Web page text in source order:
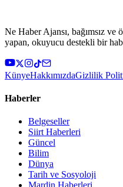
Ne Haber Ajansı, bağımsız
yapan, okuyucu destekli bir
KünyeHakkımızdaGizlilik
Haberler
Belgeseller
Siirt Haberleri
Güncel
Bilim
Dünya
Tarih ve Sosyoloji